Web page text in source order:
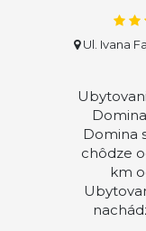
Ul. Ivana
Domina
chôdze
km